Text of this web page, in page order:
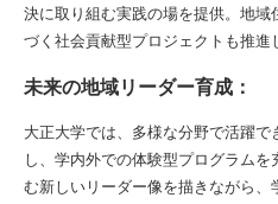
決に取り組む実践の場を提供。地
づく社会貢献型プロジェクトも推進
未来の地域リーダー育成：
大正大学では、多様な分野で活躍
し、学内外での体験型プログラム
む新しいリーダー像を描きながら、